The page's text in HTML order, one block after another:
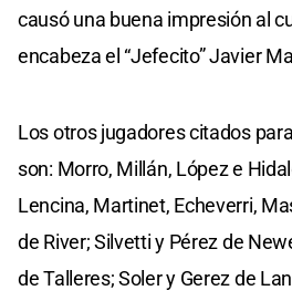
causó una buena impresión al
encabeza el “Jefecito” Javier
Los otros jugadores citados
son: Morro, Millán, López e
Lencina, Martinet, Echeverri,
de River; Silvetti y Pérez de
de Talleres; Soler y Gerez de